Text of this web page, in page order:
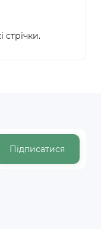
Підписатися